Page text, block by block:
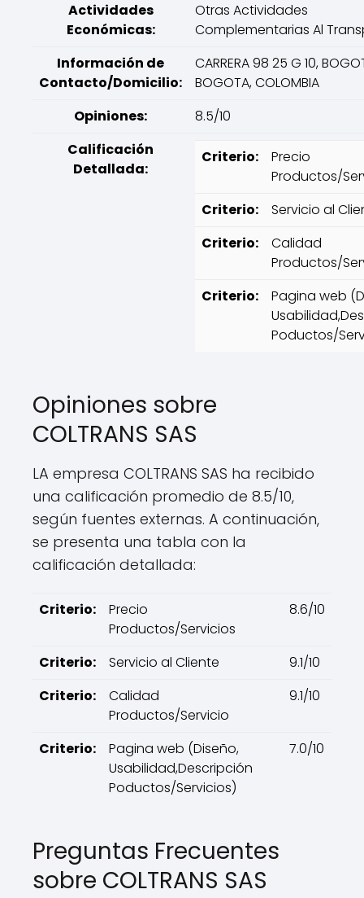
Actividades
Económicas:
Otras Actividades
Complementarias Al
Información de
Contacto/Domicilio:
CARRERA 98 25 G 10,
BOGOTA, COLOMBIA
Opiniones:
8.5/10
Calificación
Detallada:
Criterio:
Precio
Productos/
Criterio:
Servicio al
Criterio:
Calidad
Productos/
Criterio:
Pagina web
Poductos/
Opiniones sobre
COLTRANS SAS
LA empresa COLTRANS SAS ha recibido
una calificación promedio de 8.5/10,
según fuentes externas. A continuación,
se presenta una tabla con la
calificación detallada:
Criterio:
Precio
Productos/Servicios
8.6/10
Criterio: Servicio al Cliente
9.1/10
Criterio:
Calidad
Productos/Servicio
9.1/10
Criterio:
Pagina web (Diseño,
Usabilidad,Descripción
Poductos/Servicios)
7.0/10
Preguntas Frecuentes
sobre COLTRANS SAS